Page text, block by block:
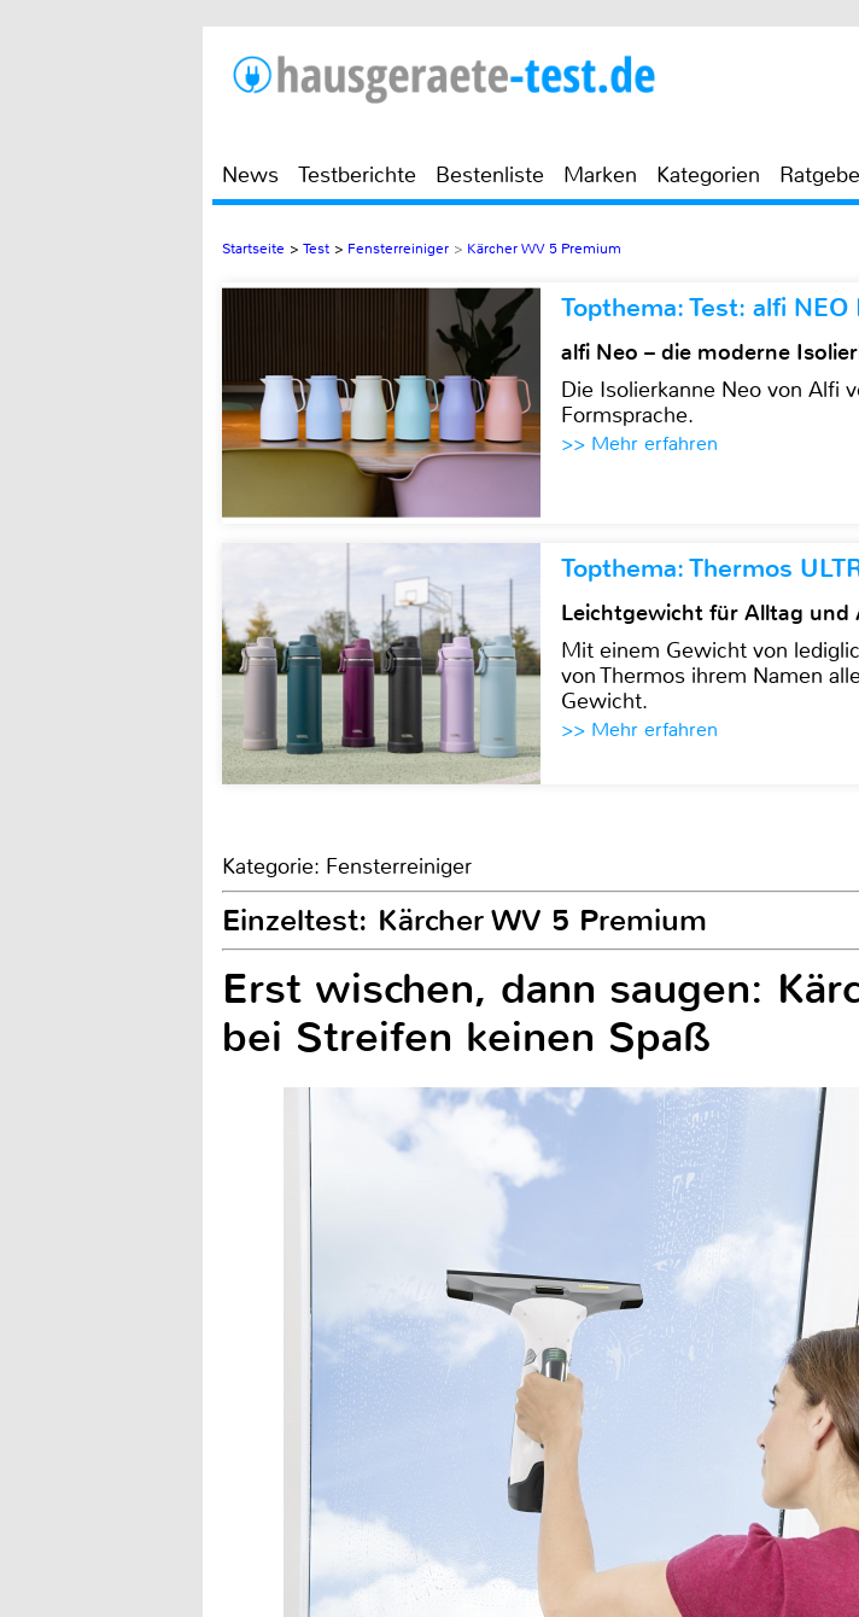
News Testberichte Bestenliste Marken Kategorien
Startseite > Test > Fensterreiniger > Kärcher WV 5 Premium
Topthema: Test: alfi
alfi Neo – die moderne
Die Isolierkanne Neo von Alfi
Formsprache.
>> Mehr erfahren
Topthema: Thermos
Leichtgewicht für Alltag und
Mit einem Gewicht von
von Thermos ihrem Namen
Gewicht.
>> Mehr erfahren
Kategorie: Fensterreiniger
Einzeltest: Kärcher WV 5 Premium
Erst wischen, dann saugen:
bei Streifen keinen Spaß